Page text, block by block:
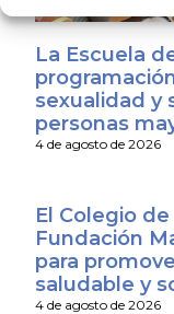
La Escuela
sexualidad y
personas
4 de agosto de 2026
El Colegio
Fundación
para
saludable y
4 de agosto de 2026